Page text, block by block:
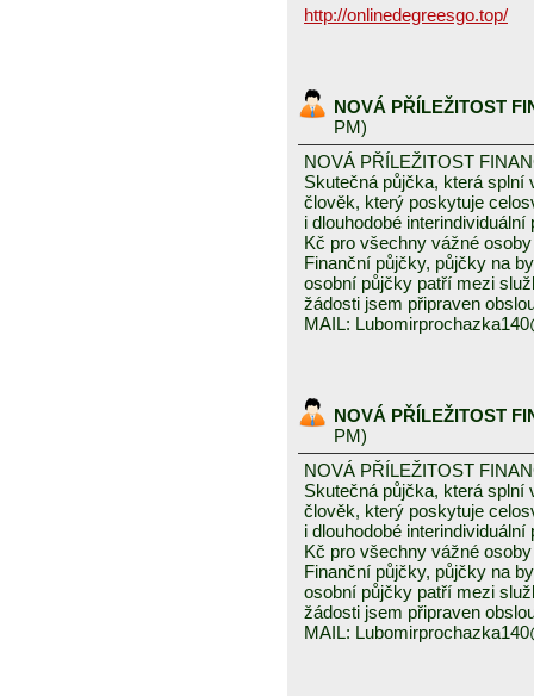
http://onlinedegreesgo.top/
NOVÁ PŘÍLEŽITOST
PM)
NOVÁ PŘÍLEŽITOST
Skutečná půjčka, která
člověk, který poskytuje
i dlouhodobé
Kč pro všechny vážné
Finanční půjčky, půjčky na
osobní půjčky patří mezi
žádosti jsem připraven
MAIL:
NOVÁ PŘÍLEŽITOST
PM)
NOVÁ PŘÍLEŽITOST
Skutečná půjčka, která
člověk, který poskytuje
i dlouhodobé
Kč pro všechny vážné
Finanční půjčky, půjčky na
osobní půjčky patří mezi
žádosti jsem připraven
MAIL: